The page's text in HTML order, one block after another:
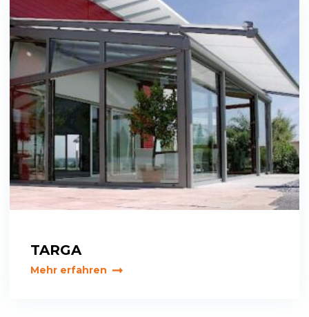
TARGA
Mehr erfahren